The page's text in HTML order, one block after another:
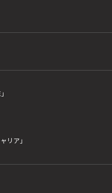
リア」